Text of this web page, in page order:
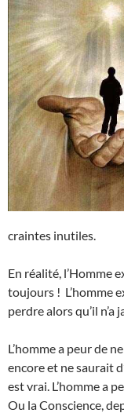
craintes inutiles.
En réalité, l’Homme
toujours ! L’homme
perdre alors qu’il n’a
L’homme a peur de
encore et ne saurait
est vrai. L’homme a
Ou la Conscience,